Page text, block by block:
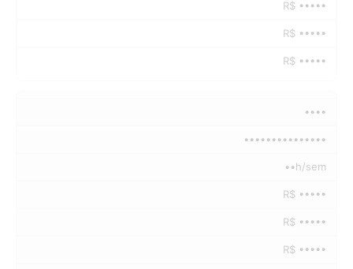
R$ •••••
R$ •••••
R$ •••••
••••
•••••••••••••••
••h/sem
R$ •••••
R$ •••••
R$ •••••